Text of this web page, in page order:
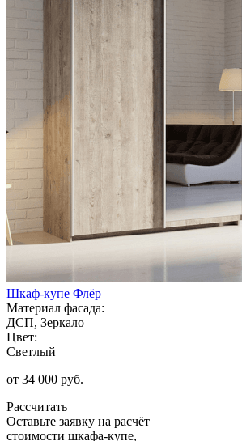
Шкаф-купе Флёр
Материал фасада:
ДСП, Зеркало
Цвет:
Светлый
от 34 000 руб.
Рассчитать
Оставьте заявку на расчёт
стоимости шкафа-купе,